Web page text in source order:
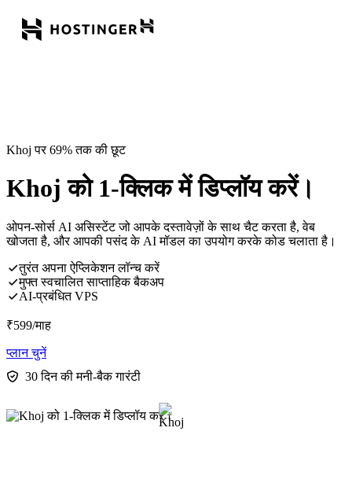
Khoj पर 69% तक की छूट
Khoj को 1-क्लिक में डिप्लॉय करें।
ओपन-सोर्स AI असिस्टेंट जो आपके दस्तावेज़ों के साथ चैट करता है, वेब
खोजता है, और आपकी पसंद के AI मॉडल का उपयोग करके कोड चलाता है।
तुरंत अपना ऐप्लिकेशन लॉन्च करें
मुफ्त स्वचालित साप्ताहिक बैकअप
AI-प्रबंधित VPS
₹599/माह
प्लान चुनें
30 दिन की मनी-बैक गारंटी